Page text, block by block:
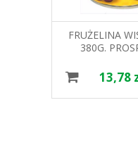
FRUŻELINA
380G.
13,78